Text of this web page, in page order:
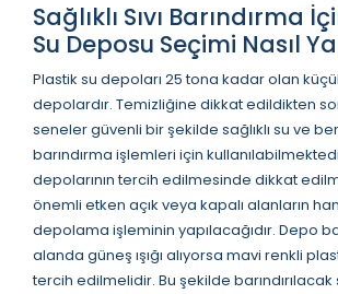
Sağlıklı Sıvı Barındırma
Su Deposu Seçimi Nasıl
Plastik su depoları 25 tona kadar olan
depolardır. Temizliğine dikkat edildikten
seneler güvenli bir şekilde sağlıklı su ve
barındırma işlemleri için
depolarının tercih edilmesinde dikkat
önemli etken açık veya kapalı alanların
depolama işleminin yapılacağıdır. Depo
alanda güneş ışığı alıyorsa mavi renkli
tercih edilmelidir. Bu şekilde barındırılacak